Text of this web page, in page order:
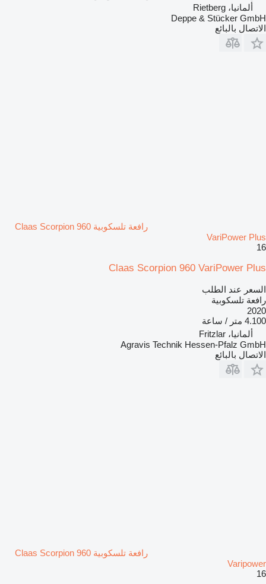
ألمانيا، Rietberg
Deppe & Stücker GmbH
الاتصال بالبائع
رافعة تلسكوبية Claas Scorpion 960
VariPower Plus
16
Claas Scorpion 960 VariPower Plus
السعر عند الطلب
رافعة تلسكوبية
2020
4.100 متر / ساعة
ألمانيا، Fritzlar
Agravis Technik Hessen-Pfalz GmbH
الاتصال بالبائع
رافعة تلسكوبية Claas Scorpion 960
Varipower
16